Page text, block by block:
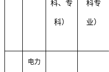
科、专
科）
科专
业）
电力